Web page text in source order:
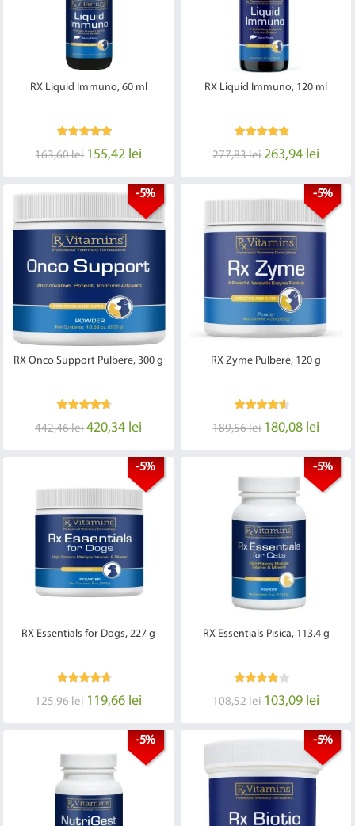
RX Liquid Immuno, 60 ml
163,60 lei 155,42 lei
RX Liquid Immuno, 120 ml
277,83 lei 263,94 lei
-5%
RX Onco Support Pulbere, 300 g
442,46 lei 420,34 lei
-5%
RX Zyme Pulbere, 120 g
189,56 lei 180,08 lei
-5%
RX Essentials for Dogs, 227 g
125,96 lei 119,66 lei
-5%
RX Essentials Pisica, 113.4 g
108,52 lei 103,09 lei
-5% -5%